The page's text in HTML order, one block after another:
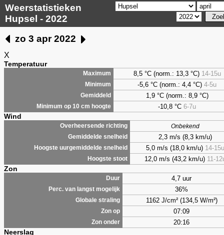
Weerstatistieken
Hupsel - 2022
zo 3 apr 2022
X
Temperatuur
Maximum 8,5°C (norm.: 13,3 °C) 14-15u
Minimum -5,6 °C (norm.: 4,4 °C) 4-5u
Gemiddeld 1,9°C (norm.: 8,9 °C)
Minimum op 10 cm hoogte -10,8 °C 6-7u
Wind
Overheersende richting
Onbekend
Gemiddelde snelheid
2,3 m/s (8,3 km/u)
Hoogste uurgemiddelde snelheid 5,0 m/s (18,0 km/u) 14-15u
Hoogste stoot 12,0 m/s (43,2 km/u) 11-
Zon
Duur 4,7 uur
Perc. van langst mogelijk 36%
Globale straling 1162 J/cm² (134,5 W/m²)
Zon op 07:09
Zon onder 20:16
Neerslag